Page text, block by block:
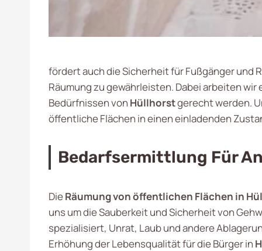
fördert auch die Sicherheit für Fußgänger und
Räumung zu gewährleisten. Dabei arbeiten
Bedürfnissen von Hüllhorstgerecht werden.
öffentliche Flächen in einen einladenden
Bedarfsermittlung Für
DieRäumung von öffentlichen Flächen in
uns um die Sauberkeit und Sicherheit von
spezialisiert, Unrat, Laub und andere
Erhöhung der Lebensqualität für die Bürger in